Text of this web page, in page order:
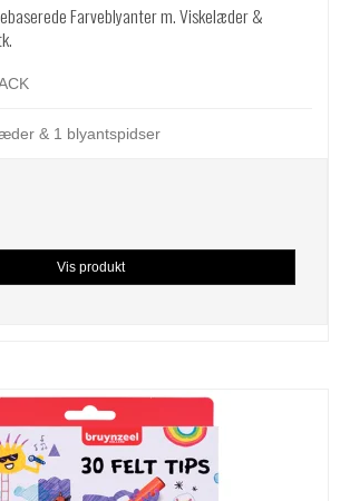
Farveblyanter m. Viskelæder &
& 1 blyantspidser
Vis produkt